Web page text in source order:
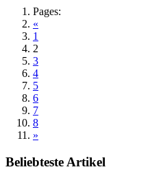
Pages:
«
1
2
3
4
5
6
7
8
»
Beliebteste Artikel